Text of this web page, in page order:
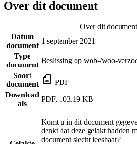
Over dit document
Over dit document
Datum
document
1 september 2021
Type
document
Beslissing op wob-/woo-
Soort
document
PDF
Download
als
PDF, 103.19 KB
Komt u in dit document
denkt dat deze gelakt hadden
document slecht leesbaar?